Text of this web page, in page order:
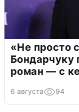
«Не просто
Бондарчуку
роман — с
6 августа 94